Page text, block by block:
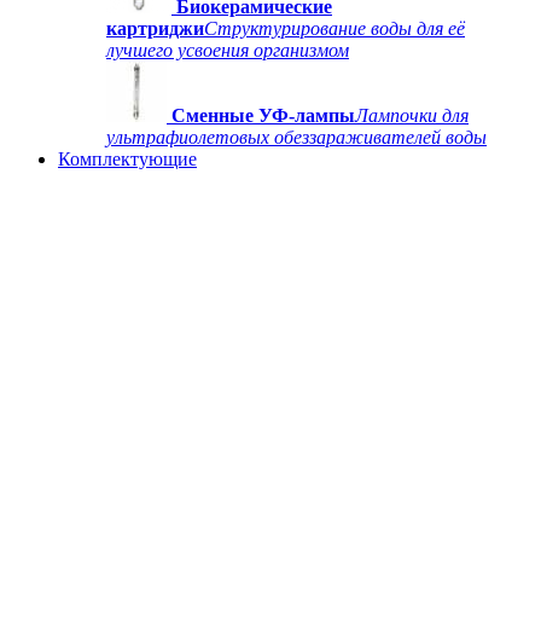
Биокерамические
картриджиСтруктурирование воды для её
лучшего усвоения организмом
Сменные УФ-лампыЛампочки для
ультрафиолетовых обеззараживателей воды
Комплектующие